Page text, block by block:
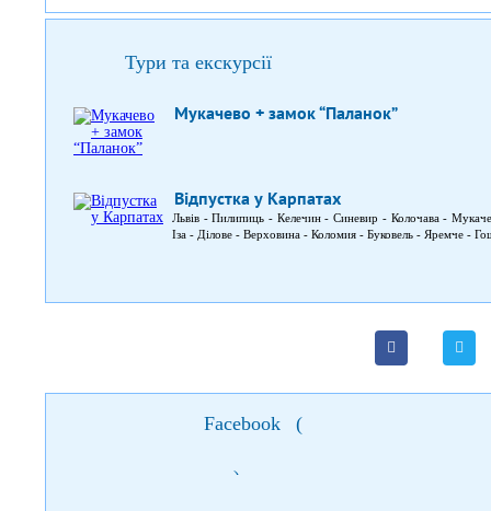
Тури та екскурсії
Мукачево + замок “Паланок”
Відпустка у Карпатах
Львів - Пилипиць - Келечин - Синевир - Колочава -
Іза - Ділове - Верховина - Коломия - Буковель - Яремче -
Facebook (
)